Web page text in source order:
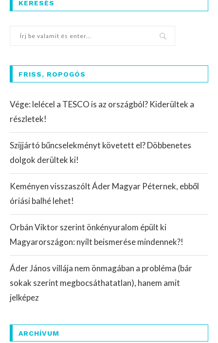
KERESÉS
FRISS, ROPOGÓS
Vége: lelécel a TESCO is az országból? Kiderültek a
részletek!
Szijjártó bűncselekményt követett el? Döbbenetes
dolgok derültek ki!
Keményen visszaszólt Áder Magyar Péternek, ebből
óriási balhé lehet!
Orbán Viktor szerint önkényuralom épült ki
Magyarországon: nyílt beismerése mindennek?!
Áder János villája nem önmagában a probléma (bár
sokak szerint megbocsáthatatlan), hanem amit
jelképez
ARCHÍVUM